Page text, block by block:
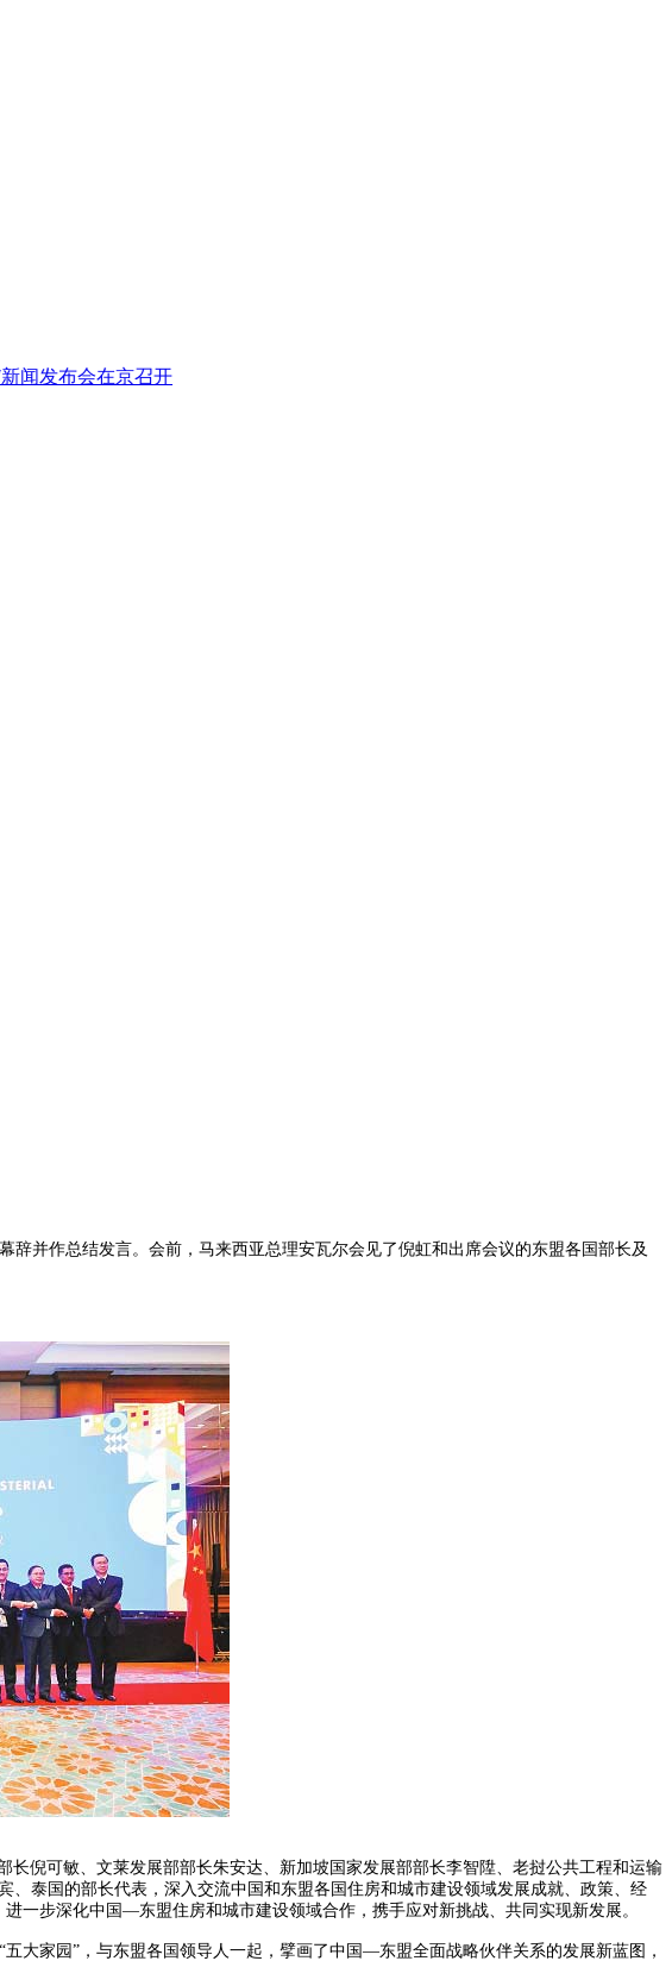
会在京召开
并作总结发言。会前，马来西亚总理安瓦尔会见了倪虹和出席会议的东盟各国部长及
可敏、文莱发展部部长朱安达、新加坡国家发展部部长李智陞、老挝公共工程和运输
泰国的部长代表，深入交流中国和东盟各国住房和城市建设领域发展成就、政策、经
一步深化中国—东盟住房和城市建设领域合作，携手应对新挑战、共同实现新发展。
家园”，与东盟各国领导人一起，擘画了中国—东盟全面战略伙伴关系的发展新蓝图，